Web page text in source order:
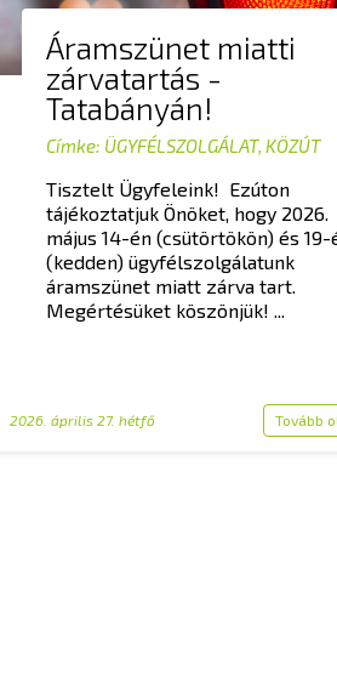
Áramszünet miatti
zárvatartás -
Tatabányán!
Címke: ÜGYFÉLSZOLGÁLAT, KÖZÚT
Tisztelt Ügyfeleink! Ezúton
tájékoztatjuk Önöket, hogy 2026.
május 14-én (csütörtökön) és 19-
(kedden) ügyfélszolgálatunk
áramszünet miatt zárva tart.
Megértésüket köszönjük! ...
2026. április 27. hétfő Tovább